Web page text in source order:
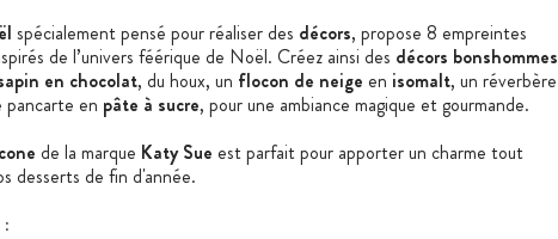
spécialement pensé pour réaliser des décors, propose 8 empreintes
de l’univers féérique de Noël. Créez ainsi des décors bonshommes
en chocolat, du houx, un flocon de neige en isomalt, un réverbère
pancarte en pâte à sucre, pour une ambiance magique et gourmande.
de la marque Katy Sue est parfait pour apporter un charme tout
desserts de fin d'année.
: